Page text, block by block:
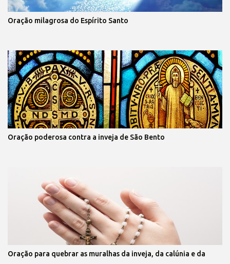
Oração milagrosa do Espírito Santo
Oração poderosa contra a inveja de São Bento
Oração para quebrar as muralhas da inveja, da calúnia e da